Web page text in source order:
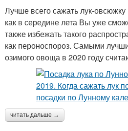
Лучше всего сажать лук-овсюжку
как в середине лета Вы уже
также избежать такого
как пероноспороз. Самыми
озимого овоща в 2020 году
читать дальше →